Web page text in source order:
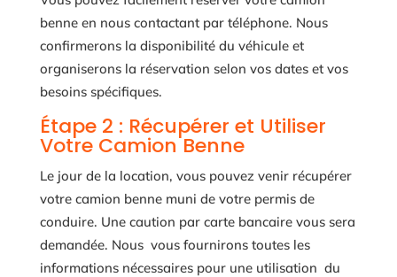
benne en nous contactant par téléphone. Nous
confirmerons la disponibilité du véhicule et
organiserons la réservation selon vos dates et vos
besoins spécifiques.
Étape 2 : Récupérer et Utiliser
Votre Camion Benne
Le jour de la location, vous pouvez venir récupérer
votre camion benne muni de votre permis de
conduire. Une caution par carte bancaire vous sera
demandée. Nous vous fournirons toutes les
informations nécessaires pour une utilisation du